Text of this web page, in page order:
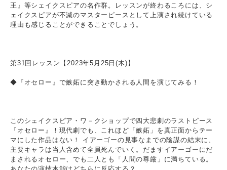
王』等シェイクスピアの名作群。レッスンが終わるころには、シ
ェイクスピアが不滅のマスターピースとして上演され続けている
理由も感じることができることでしょう。
第31回レッスン【2023年5月25日(木)】
◆『オセロー』で嫉妬に突き動かされる人間を演じてみる！
このシェイクスピア・ワ－クショップで四大悲劇のラストピース
『オセロー』！現代劇でも、これほど「嫉妬」を真正面からテー
マにした作品はない！ イアーゴーの見事なまでの陰謀の結末に、
主要キャラは当人含めて全員死んでいく。だますイアーゴーにだ
まされるオセロー、でも二人とも「人間の尊厳」に満ちている。